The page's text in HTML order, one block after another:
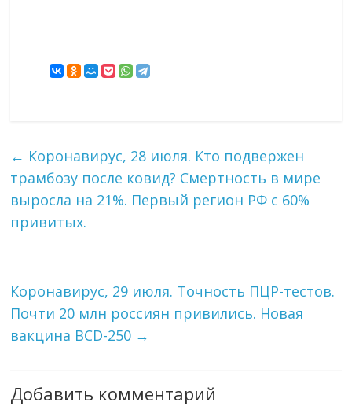
← Коронавирус, 28 июля. Кто подвержен
трамбозу после ковид? Смертность в мире
выросла на 21%. Первый регион РФ с 60%
привитых.
Коронавирус, 29 июля. Точность ПЦР-тестов.
Почти 20 млн россиян привились. Новая
вакцина BCD-250 →
Добавить комментарий